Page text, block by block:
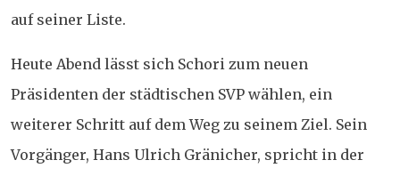
auf seiner Liste.
Heute Abend lässt sich Schori zum neuen
Präsidenten der städtischen SVP wählen, ein
weiterer Schritt auf dem Weg zu seinem Ziel. Sein
Vorgänger, Hans Ulrich Gränicher, spricht in der